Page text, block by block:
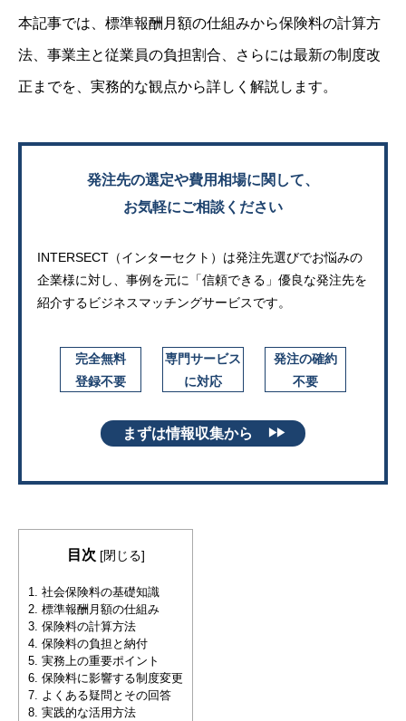
本記事では、標準報酬月額の仕組みから保険料の計算方
法、事業主と従業員の負担割合、さらには最新の制度改
正までを、実務的な観点から詳しく解説します。
発注先の選定や費用相場に関して、
お気軽にご相談ください
INTERSECT（インターセクト）は発注先選びでお悩みの
企業様に対し、 事例を元に「信頼できる」優良な発注先を
紹介するビジネスマッチングサービスです。
完全無料
登録不要
専門サービス
に対応
発注の確約
不要
まずは情報収集から ▶▶
目次 [閉じる]
1. 社会保険料の基礎知識
2. 標準報酬月額の仕組み
3. 保険料の計算方法
4. 保険料の負担と納付
5. 実務上の重要ポイント
6. 保険料に影響する制度変更
7. よくある疑問とその回答
8. 実践的な活用方法